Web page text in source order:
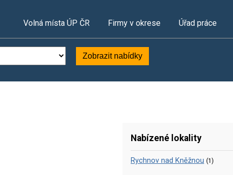
Volná místa ÚP ČR Firmy v okrese Úřad práce
Zobrazit nabídky
Nabízené lokality
Rychnov nad Kněžnou (1)